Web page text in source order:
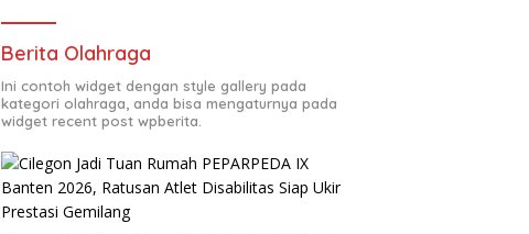
Berita Olahraga
Ini contoh widget dengan style gallery pada
kategori olahraga, anda bisa mengaturnya pada
widget recent post wpberita.